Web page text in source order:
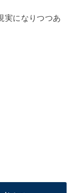
実になりつつあ